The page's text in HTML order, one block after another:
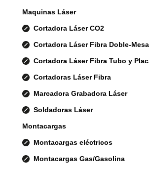
Maquinas Láser
Cortadora Láser CO2
Cortadora Láser Fibra Doble-Mesa
Cortadora Láser Fibra Tubo y
Cortadoras Láser Fibra
Marcadora Grabadora Láser
Soldadoras Láser
Montacargas
Montacargas eléctricos
Montacargas Gas/Gasolina